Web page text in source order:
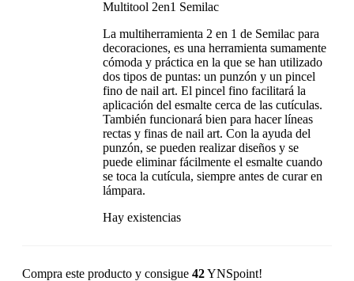
Multitool 2en1 Semilac
La multiherramienta 2 en 1 de Semilac para
decoraciones, es una herramienta sumamente
cómoda y práctica en la que se han utilizado
dos tipos de puntas: un punzón y un pincel
fino de nail art. El pincel fino facilitará la
aplicación del esmalte cerca de las cutículas.
También funcionará bien para hacer líneas
rectas y finas de nail art. Con la ayuda del
punzón, se pueden realizar diseños y se
puede eliminar fácilmente el esmalte cuando
se toca la cutícula, siempre antes de curar en
lámpara.
Hay existencias
Compra este producto y consigue 42YNSpoint!